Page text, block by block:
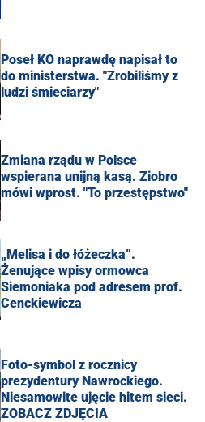
Poseł KO naprawdę napisał to
do ministerstwa. "Zrobiliśmy z
ludzi śmieciarzy"
Zmiana rządu w Polsce
wspierana unijną kasą. Ziobro
mówi wprost. "To przestępstwo"
„Melisa i do łóżeczka”.
Żenujące wpisy ormowca
Siemoniaka pod adresem prof.
Cenckiewicza
Foto-symbol z rocznicy
prezydentury Nawrockiego.
Niesamowite ujęcie hitem sieci.
ZOBACZ ZDJĘCIA